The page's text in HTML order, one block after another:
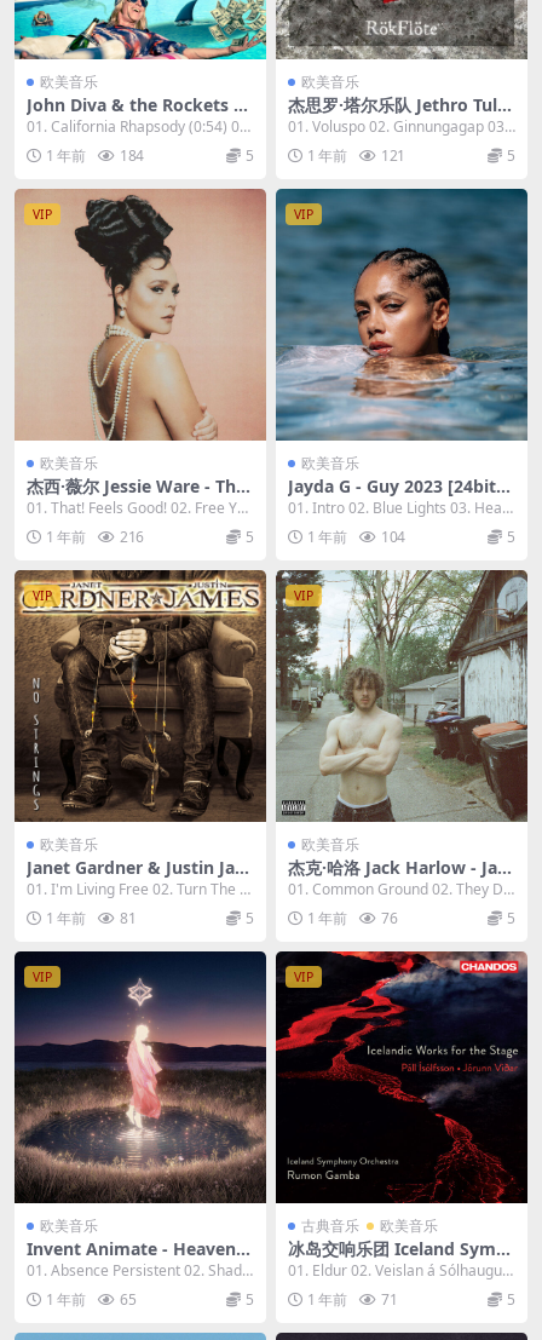
欧美音乐
John Diva & the Rockets of
Love - The Big Easy 2023 [2
4bit/44.1kHz] [Hi-Res Flac
582MB]
01. California Rhapsody (0:54) 02.
The B...
1 年前 184 5
欧美音乐
杰思罗·塔尔乐队 Jethro Tull -
RökFlöte 2023 [24bit/48kH
z] [Hi-Res Flac 606MB]
01. Voluspo 02. Ginnungagap 03.
Allfathe...
1 年前 121 5
VIP
欧美音乐
杰西·薇尔 Jessie Ware - Tha
t! Feels Good! 2023 [24bit/4
8kHz] [Hi-Res Flac 521MB]
01. That! Feels Good! 02. Free You
rself ...
1 年前 216 5
VIP
欧美音乐
Jayda G - Guy 2023 [24bit/4
4.1kHz] [Hi-Res Flac 738M
B]
01. Intro 02. Blue Lights 03. Head
s Or T...
1 年前 104 5
VIP
欧美音乐
Janet Gardner & Justin Jam
es - No Striпgs 2023 [24bit/
44.1kHz] [Hi-Res Flac 634M
B]
01. I'm Living Free 02. Turn The P
age 03...
1 年前 81 5
VIP
欧美音乐
杰克·哈洛 Jack Harlow - Jac
kman. 2023 [24bit/44.1kH
z] [Hi-Res Flac 264MB]
01. Common Ground 02. They Do
n't Love It...
1 年前 76 5
VIP
欧美音乐
Invent Animate - Heavener
2023 [24bit/44.1kHz] [Hi-Re
s Flac 558MB]
01. Absence Persistent 02. Shade
Astray ...
1 年前 65 5
VIP
古典音乐 欧美音乐
冰岛交响乐团 Iceland Symp
hony Orchestra - Icelandic
Works for the Stage 2023
[24bit/96kHz] [Hi-Res Flac
01. Eldur 02. Veislan á Sólhaugu
m: No. 1...
1 年前 71 5